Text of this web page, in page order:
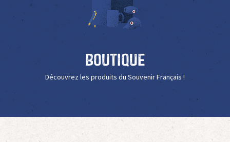
Boutique
Découvrez les produits du Souvenir Français !